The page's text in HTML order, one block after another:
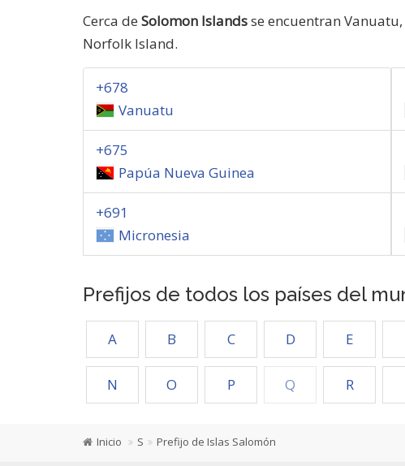
Cerca de Solomon Islandsse encuentran
Norfolk Island.
+678
Vanuatu
+675
Papúa Nueva Guinea
+691
Micronesia
Prefijos de todos los países del
A B C D E
N O P Q R
Inicio S Prefijo de Islas Salomón